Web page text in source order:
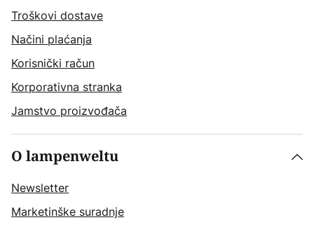
Troškovi dostave
Načini plaćanja
Korisnički račun
Korporativna stranka
Jamstvo proizvođača
O lampenweltu
Newsletter
Marketinške suradnje